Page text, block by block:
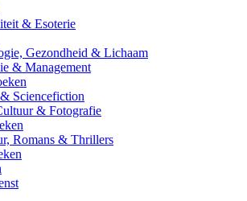
& Esoterie
Gezondheid & Lichaam
& Management
Sciencefiction
& Fotografie
Romans & Thrillers